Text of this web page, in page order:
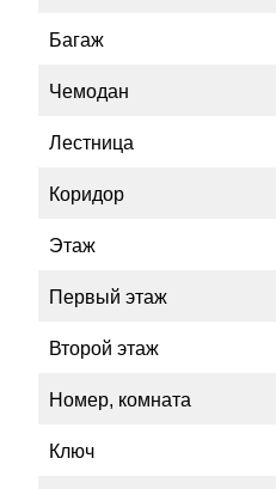
Багаж
Чемодан
Лестница
Коридор
Этаж
Первый этаж
Второй этаж
Номер, комната
Ключ